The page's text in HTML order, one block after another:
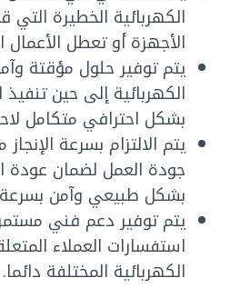
الكهربائية الخطيرة
الأجهزة أو تعطل الأعمال
يتم توفير حلول مؤقتة
الكهربائية إلى حين تنفيذ
بشكل احترافي متكامل
يتم الالتزام بسرعة
جودة العمل لضمان عودة
بشكل طبيعي وآمن
يتم توفير دعم فني
استفسارات العملاء
الكهربائية المختلفة دائما.